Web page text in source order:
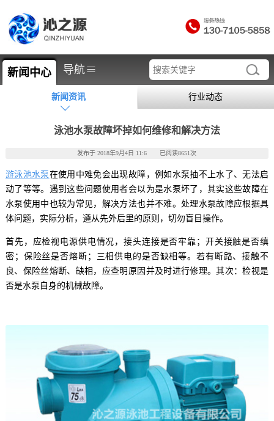
新闻中心 导航≡
新闻资讯 行业动态
泳池水泵故障坏掉如何维修和解决方法
发布于 2018年9月4日 11:6 已阅读8651次
游泳池水泵 在使用中难免会出现故障，例如水泵抽不上水了、无法启
动了等等。遇到这些问题使用者会以为是水泵坏了，其实这些故障在
水泵使用中也较为常见，解决方法也并不难。处理水泵故障应根据具
体问题，实际分析，遵从先外后里的原则，切勿盲目操作。
首先，应检视电源供电情况，接头连接是否牢靠；开关接触是否缜
密；保险丝是否熔断；三相供电的是否缺相等。若有断路、接触不
良、保险丝熔断、缺相，应查明原因并及时进行修理。其次：检视是
否是水泵自身的机械故障。